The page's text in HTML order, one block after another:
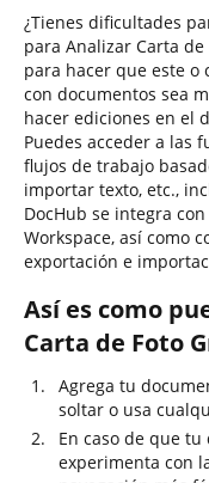
¿Tienes dificultades
para Analizar Carta
para hacer que este
con documentos sea
hacer ediciones en el
Puedes acceder a las
flujos de trabajo
importar texto, etc.,
DocHub se integra
Workspace, así como
exportación e
Así es como
Carta de Foto
Agrega tu
soltar o usa
En caso de que
experimenta con